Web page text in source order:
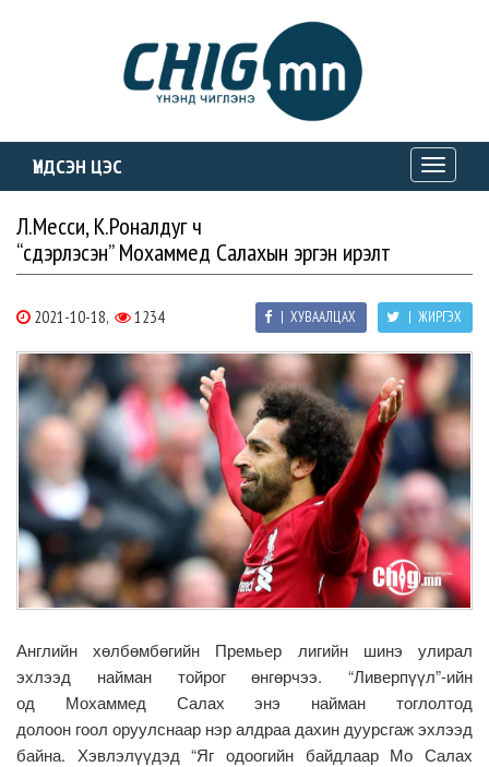
ҮНДСЭН ЦЭС
Toggle
Л.Месси, К.Роналдуг ч
“сүүдэрлэсэн” Мохаммед Салахын эргэн ирэлт
2021-10-18, 1234 | ЖИРГЭХ
| ХУВААЛЦАХ
Английн хөлбөмбөгийн Премьер лигийн шинэ улирал
эхлээд найман тойрог өнгөрчээ. “Ливерпүүл”-ийн
од Мохаммед Салах энэ найман тоглолтод
долоон гоол оруулснаар нэр алдраа дахин дуурсгаж эхлээд
байна. Хэвлэлүүдэд “Яг одоогийн байдлаар Мо Салах